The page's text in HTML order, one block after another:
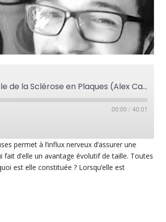
Gaine des nerfs : la myéline, cible de la Sclérose en Plaques (Alex Carreté)
00:00 / 40:01
Google Play
permet à l’influx nerveux d’assurer une
d’elle un avantage évolutif de taille. Toutes
est elle constituée ? Lorsqu’elle est